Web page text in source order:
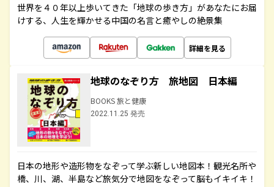
世界を４０年以上歩いてきた「地球の歩き方」があなたにお届
けする、人生を輝かせる中国の名言と癒やしの絶景集
詳細を見る
地球のなぞり方 旅地図 日本編
BOOKS 旅と健康
2022.11.25 発売
日本の地形や造形物をなぞって学ぶ新しい地図本！観光名所や
橋、川、湖、半島など旅気分で地図をなぞって脳もイキイキ！